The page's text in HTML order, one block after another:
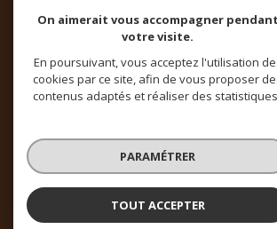
Adhérents
© 2026 | Tous droits réservés | Traduction
Google |
Nos honoraires
Plan du site
Admin
Nos liens Politique RGPD
On aimerait vous accompagner pendant
votre visite.
En poursuivant, vous acceptez l'utilisation
cookies par ce site, afin de vous proposer
contenus adaptés et réaliser des
PARAMÉTRER
TOUT ACCEPTER